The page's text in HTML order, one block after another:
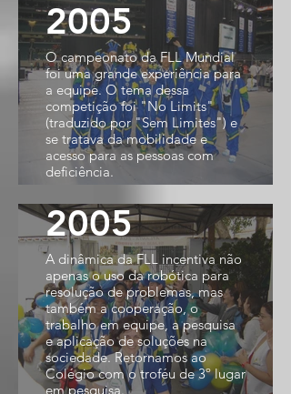
2005
O campeonato da FLL Mundial
foi uma grande experiência para
a equipe. O tema dessa
competição foi "No Limits"
(traduzido por "Sem Limites") e
se tratava da mobilidade e
acesso para as pessoas com
deficiência.
2005
A dinâmica da FLL incentiva não
apenas o uso da robótica para
resolução de problemas, mas
também a cooperação, o
trabalho em equipe, a pesquisa
e aplicação de soluções na
sociedade. Retornamos ao
Colégio com o troféu de 3º lugar
em pesquisa.